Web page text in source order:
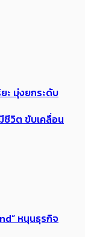
ะ มุ่งยกระดับ
ชีวิต ขับเคลื่อน
หนุนธุรกิจ